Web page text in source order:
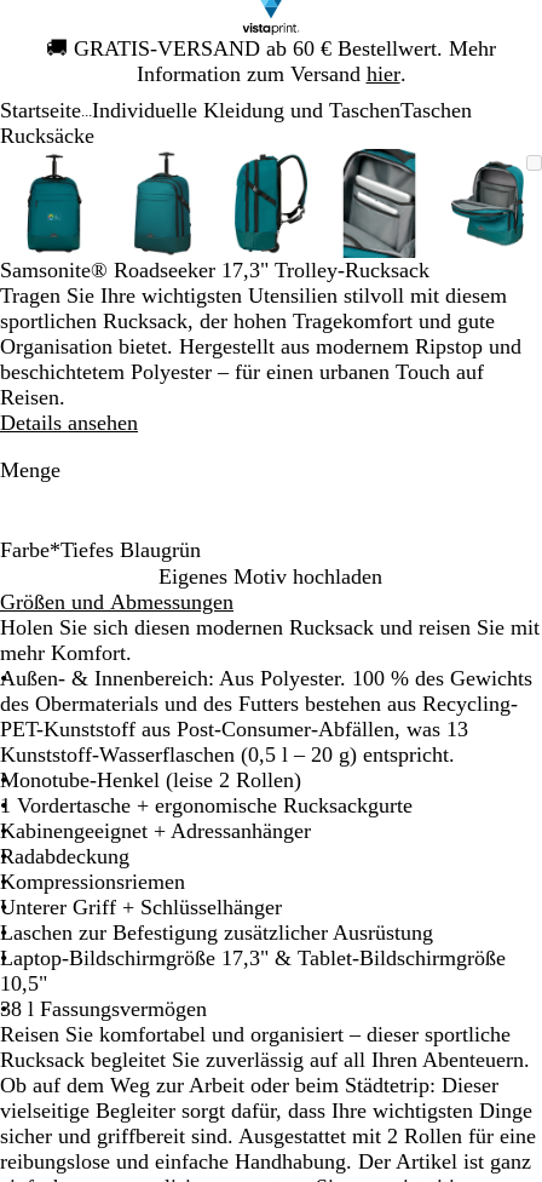
🚚 GRATIS-VERSAND ab 60 € Bestellwert. Mehr
Information zum Versand hier.
Galeriebild
1
Startseite Individuelle Kleidung und TaschenTaschen
Rucksäcke
Vergrößer-/verkleinerbares
Bild
Zoom
auf
Minimum
Klicken
zum
Vergrößern
Verwenden
Sie
die
Tasten
+
und
-
zum
Zoomen
und
die
Pfeiltasten
zum
Vergrößer-/verkleinerbares
Bild
Zoom
auf
Minimum
Klicken
zum
Vergrößern
Verwenden
Sie
die
Tasten
+
und
-
zum
Zoomen
und
Vergrößer-/verkleinerbares
Bild
Zoom
Minimum
Klicken
zum
Vergrößern
Verwenden
die
Tasten
+
und
-
zum
Zoomen
Vergrößer-/
Bild
Zoom
auf
Minimum
Klicken
zum
Vergrößern
Verwenden
Sie
die
Tasten
+
und
-
zum
Zoomen
Bild
Zoom
auf
zum
Sie
die
Tasten
und
-
zum
Galeriebild
von
Samsonite® Roadseeker 17,3" Trolley-Rucksack
Tragen Sie Ihre wichtigsten Utensilien stilvoll mit diesem
sportlichen Rucksack, der hohen Tragekomfort und gute
Organisation bietet. Hergestellt aus modernem Ripstop und
beschichtetem Polyester – für einen urbanen Touch auf
Reisen.
Details ansehen
Menge
Farbe*Tiefes Blaugrün
i
e
f
s
c
h
w
a
r
z
u
n
k
e
l
o
l
i
v
g
r
ü
n
i
e
f
e
s
B
l
a
u
g
r
ü
n
Eigenes Motiv hochladen
Größen und Abmessungen
Holen Sie sich diesen modernen Rucksack und reisen Sie mit
mehr Komfort.
Außen- & Innenbereich: Aus Polyester. 100 % des Gewichts
des Obermaterials und des Futters bestehen aus Recycling-
PET-Kunststoff aus Post-Consumer-Abfällen, was 13
Kunststoff-Wasserflaschen (0,5 l – 20 g) entspricht.
Monotube-Henkel (leise 2 Rollen)
1 Vordertasche + ergonomische Rucksackgurte
Kabinengeeignet + Adressanhänger
Radabdeckung
Kompressionsriemen
Unterer Griff + Schlüsselhänger
Laschen zur Befestigung zusätzlicher Ausrüstung
Laptop-Bildschirmgröße 17,3" & Tablet-Bildschirmgröße
10,5"
38 l Fassungsvermögen
Reisen Sie komfortabel und organisiert – dieser sportliche
Rucksack begleitet Sie zuverlässig auf all Ihren Abenteuern.
Ob auf dem Weg zur Arbeit oder beim Städtetrip: Dieser
vielseitige Begleiter sorgt dafür, dass Ihre wichtigsten Dinge
sicher und griffbereit sind. Ausgestattet mit 2 Rollen für eine
reibungslose und einfache Handhabung. Der Artikel ist ganz